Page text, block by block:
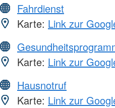
Fahrdienst
Karte: Link zur
Karte: Link zur
Hausnotruf
Karte: Link zur